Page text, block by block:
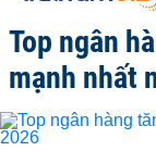
Top ngân
mạnh nhất